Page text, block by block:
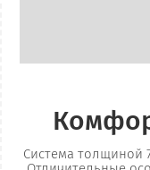
Система толщиной